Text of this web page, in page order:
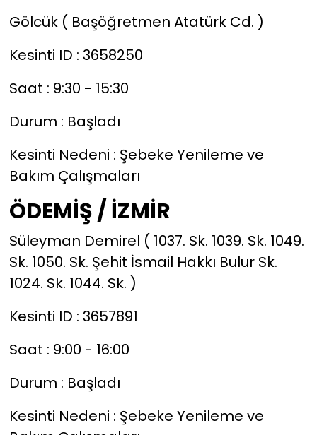
Gölcük ( Başöğretmen Atatürk Cd. )
Kesinti ID : 3658250
Saat : 9:30 - 15:30
Durum : Başladı
Kesinti Nedeni : Şebeke Yenileme ve
Bakım Çalışmaları
ÖDEMİŞ / İZMİR
Süleyman Demirel ( 1037. Sk. 1039. Sk. 1049.
Sk. 1050. Sk. Şehit İsmail Hakkı Bulur Sk.
1024. Sk. 1044. Sk. )
Kesinti ID : 3657891
Saat : 9:00 - 16:00
Durum : Başladı
Kesinti Nedeni : Şebeke Yenileme ve